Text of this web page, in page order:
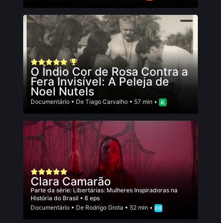
O Índio Cor de Rosa Contra a
Fera Invisível: A Peleja de
Noel Nutels
Documentário • De Tiago Carvalho • 57 min •
Clara Camarão
Parte da série: Libertárias: Mulheres Inspiradoras na
História do Brasil • 8 eps
Documentário • De Rodrigo Grota • 52 min •